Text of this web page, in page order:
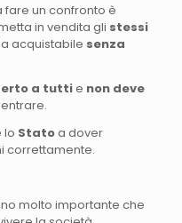
fare un confronto è
in vendita gli stessi
acquistabile senza
a tuttie non deve
lo Statoa dover
correttamente.
molto importante che